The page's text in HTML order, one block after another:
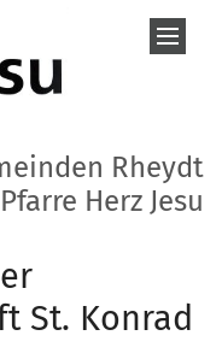
Rheydt
Herz Jesu
St. Konrad